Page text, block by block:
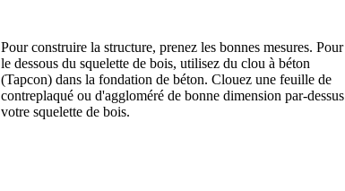
Pour construire la structure, prenez les bonnes mesures. Pour
le dessous du squelette de bois, utilisez du clou à béton
(Tapcon) dans la fondation de béton. Clouez une feuille de
contreplaqué ou d'aggloméré de bonne dimension par-dessus
votre squelette de bois.